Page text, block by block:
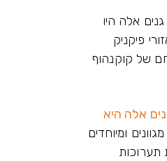
אלה היו
מאזורי פיקניק
של קוקנהוף
אלה היא
ומיוחדים
תערוכות